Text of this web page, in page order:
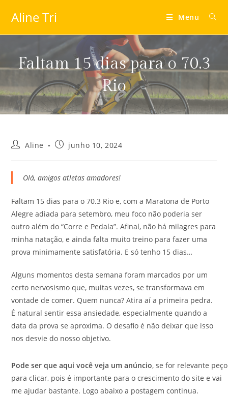
Aline Tri Menu
Faltam 15 dias para o 70.3
Rio
Aline junho 10, 2024
Olá, amigos atletas amadores!
Faltam 15 dias para o 70.3 Rio e, com a Maratona de Porto
Alegre adiada para setembro, meu foco não poderia ser
outro além do “Corre e Pedala”. Afinal, não há milagres para
minha natação, e ainda falta muito treino para fazer uma
prova minimamente satisfatória. E só tenho 15 dias…
Alguns momentos desta semana foram marcados por um
certo nervosismo que, muitas vezes, se transformava em
vontade de comer. Quem nunca? Atira aí a primeira pedra.
É natural sentir essa ansiedade, especialmente quando a
data da prova se aproxima. O desafio é não deixar que isso
nos desvie do nosso objetivo.
Pode ser que aqui você veja um anúncio, se for relevante peço
para clicar, pois é importante para o crescimento do site e vai
me ajudar bastante. Logo abaixo a postagem continua.